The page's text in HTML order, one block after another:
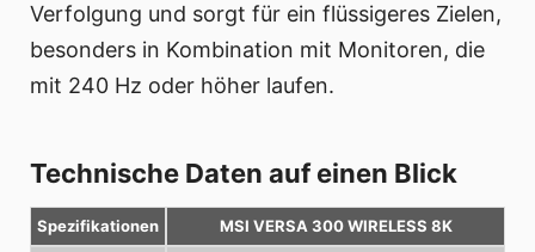
Verfolgung und sorgt für ein flüssigeres Zielen,
besonders in Kombination mit Monitoren, die
mit 240 Hz oder höher laufen.
Technische Daten auf einen Blick
Spezifikationen MSI VERSA 300 WIRELESS 8K